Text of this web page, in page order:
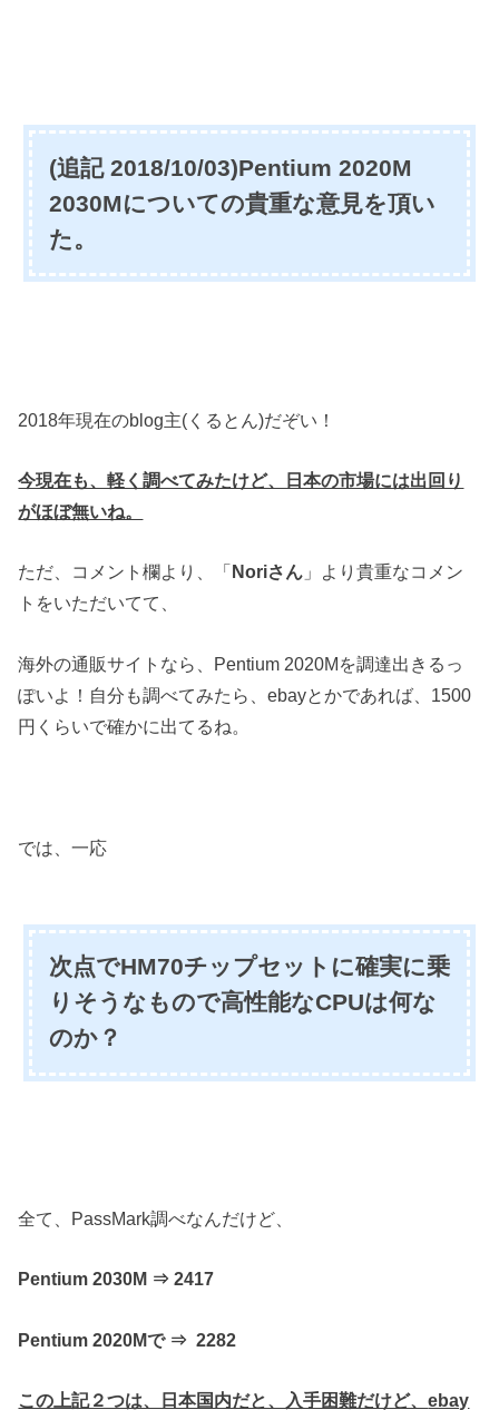
(追記 2018/10/03)Pentium 2020M
2030Mについての貴重な意見を頂い
た。
2018年現在のblog主(くるとん)だぞい！
今現在も、軽く調べてみたけど、日本の市場には出回り
がほぼ無いね。
ただ、コメント欄より、「 Noriさん 」より貴重なコメン
トをいただいてて、
海外の通販サイトなら、Pentium 2020Mを調達出きるっ
ぽいよ！自分も調べてみたら、ebayとかであれば、1500
円くらいで確かに出てるね。
では、一応
次点でHM70チップセットに確実に乗
りそうなもので高性能なCPUは何な
のか？
全て、PassMark調べなんだけど、
Pentium 2030M ⇒ 2417
Pentium 2020Mで ⇒ 2282
この上記２つは、日本国内だと、入手困難だけど、ebay